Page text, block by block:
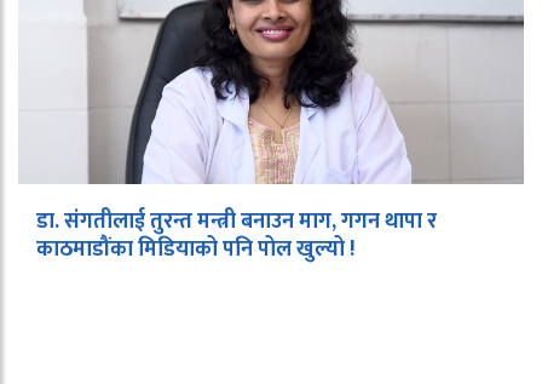
डा. संगतीलाई तुरन्त मन्त्री बनाउन माग, गगन थापा र
काठमाडौंका मिडियाको पनि पोल खुल्यो !